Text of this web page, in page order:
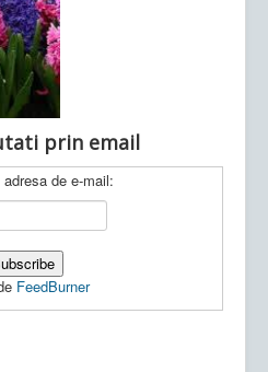
prin email
de e-mail:
FeedBurner